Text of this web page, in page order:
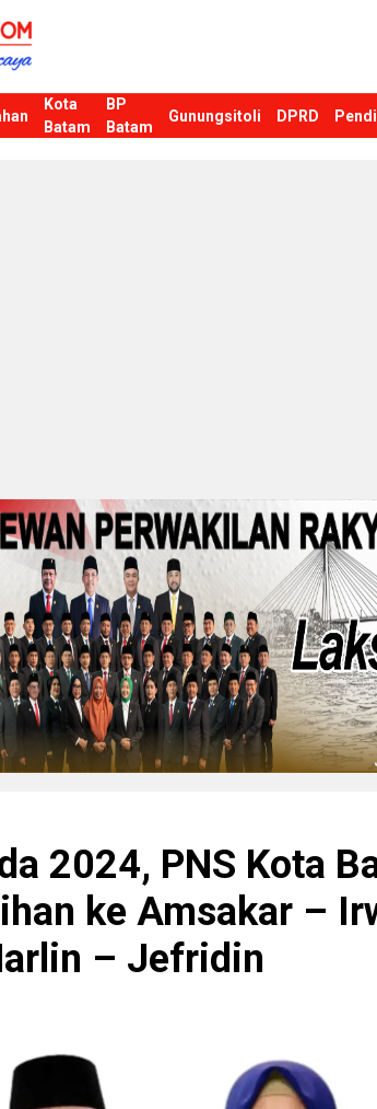
Kota
Batam
BP
Batam
Gunungsitoli DPRD
2024, PNS Kota
ke Amsakar –
– Jefridin